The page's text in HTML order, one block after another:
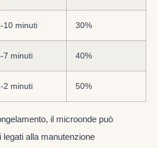
10 minuti 30%
7 minuti 40%
2 minuti 50%
il microonde può
alla manutenzione